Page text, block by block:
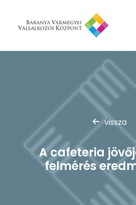
Rólunk
Hírek
Partnerek
Kapcsolat
Keresés
vissza
A cafeteria
felmérés